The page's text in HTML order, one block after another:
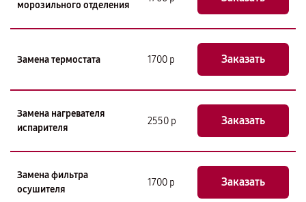
морозильного отделения
Замена термостата 1700 р Заказать
Замена нагревателя
испарителя
2550 р Заказать
Замена фильтра
осушителя
1700 р Заказать